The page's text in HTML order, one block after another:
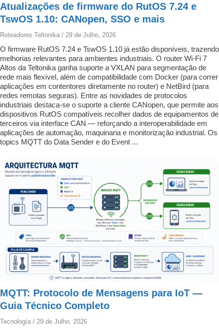
Atualizações de firmware do RutOS 7.24 e
TswOS 1.10: CANopen, SSO e mais
Roteadores Teltonika / 29 de Julho, 2026
O firmware RutOS 7.24 e TswOS 1.10 já estão disponíveis, trazendo
melhorias relevantes para ambientes industriais. O router Wi-Fi 7
Altos da Teltonika ganha suporte a VXLAN para segmentação de
rede mais flexível, além de compatibilidade com Docker (para correr
aplicações em contentores diretamente no router) e NetBird (para
redes remotas seguras). Entre as novidades de protocolos
industriais destaca-se o suporte a cliente CANopen, que permite aos
dispositivos RutOS compatíveis recolher dados de equipamentos de
terceiros via interface CAN — reforçando a interoperabilidade em
aplicações de automação, maquinaria e monitorização industrial. Os
topics MQTT do Data Sender e do Event ...
MQTT: Protocolo de Mensagens para IoT —
Guia Técnico Completo
Tecnología / 29 de Julho, 2026